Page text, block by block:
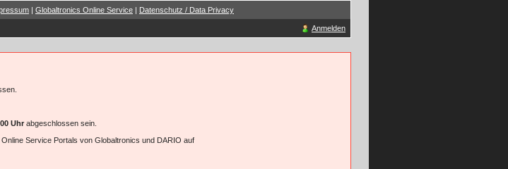
| Globaltronics Online Service | Datenschutz / Data Privacy
Anmelden
Uhr abgeschlossen sein.
Service Portals von Globaltronics und DARIO auf